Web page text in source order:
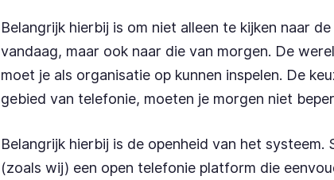
Belangrijk hierbij is om niet alleen te kijken naar
vandaag, maar ook naar die van morgen. De
moet je als organisatie op kunnen inspelen. De
gebied van telefonie, moeten je morgen niet
Belangrijk hierbij is de openheid van het systeem.
(zoals wij) een open telefonie platform die